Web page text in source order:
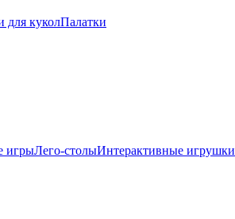
для куколПалатки
игрыЛего-столыИнтерактивные игрушки